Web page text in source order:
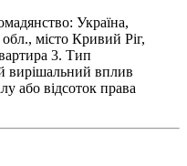
Україна,
місто Кривий Ріг,
3. Тип
вирішальний вплив
або відсоток права